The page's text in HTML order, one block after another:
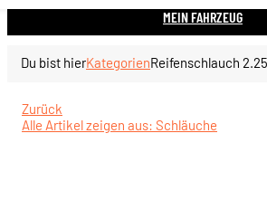
MEIN FAHRZEUG
Du bist hierKategorien
Zurück
Alle Artikel zeigen aus: Schläuche